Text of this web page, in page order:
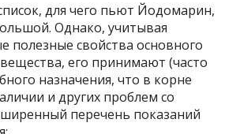
для чего пьют Йодомарин,
Однако, учитывая
полезные свойства основного
его принимают (часто
назначения, что в корне
и других проблем со
перечень показаний